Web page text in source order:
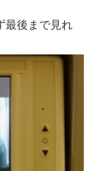
最後まで見れ